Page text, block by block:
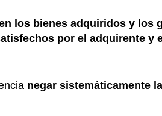
los bienes adquiridos y los
por el adquirente y
negar sistemáticamente